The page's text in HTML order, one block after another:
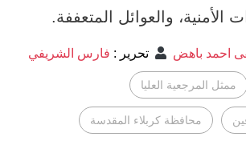
الأمنية، والعوائل المتعففة.
احمد باهض تحرير : فارس الشريفي
ممثل المرجعية العليا
محافظة كربلاء المقدسة